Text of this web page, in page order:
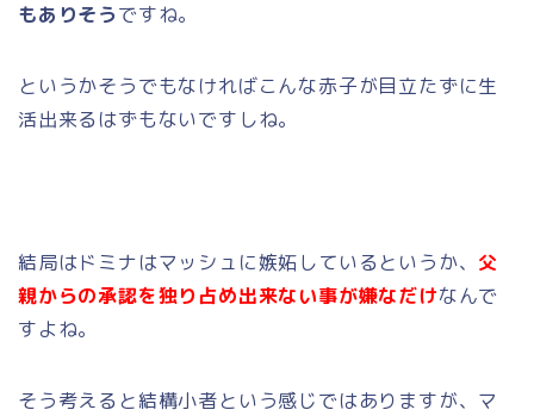
もありそうですね。
というかそうでもなければこんな赤子が目立たずに生
活出来るはずもないですしね。
結局はドミナはマッシュに嫉妬しているというか、 父
親からの承認を独り占め出来ない事が嫌なだけなんで
すよね。
そう考えると結構小者という感じではありますが、マ